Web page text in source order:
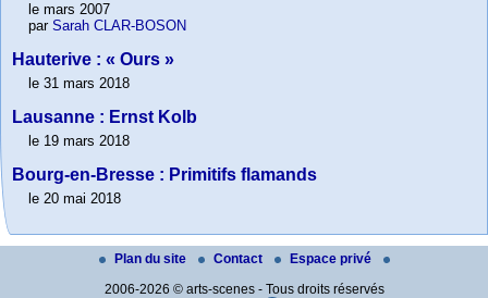
le mars 2007
par Sarah CLAR-BOSON
Hauterive : « Ours »
le 31 mars 2018
Lausanne : Ernst Kolb
le 19 mars 2018
Bourg-en-Bresse : Primitifs flamands
le 20 mai 2018
Plan du site Contact
Espace privé
2006-2026 © arts-scenes - Tous droits réservés